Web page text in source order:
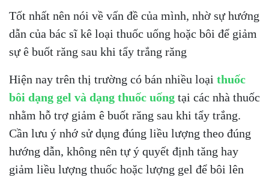
Tốt nhất nên nói về vấn đề của mình, nhờ sự hướng
dẫn của bác sĩ kê loại thuốc uống hoặc bôi để giảm
sự ê buốt răng sau khi tẩy trắng răng
Hiện nay trên thị trường có bán nhiều loại thuốc
bôi dạng gel và dạng thuốc uống tại các nhà thuốc
nhằm hỗ trợ giảm ê buốt răng sau khi tẩy trắng.
Cần lưu ý nhớ sử dụng đúng liều lượng theo đúng
hướng dẫn, không nên tự ý quyết định tăng hay
giảm liều lượng thuốc hoặc lượng gel để bôi lên